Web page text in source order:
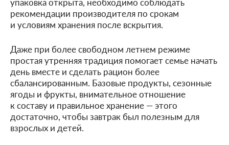
рекомендации производителя по срокам
и условиям хранения после вскрытия.
Даже при более свободном летнем режиме
простая утренняя традиция помогает семье начать
день вместе и сделать рацион более
сбалансированным. Базовые продукты, сезонные
ягоды и фрукты, внимательное отношение
к составу и правильное хранение — этого
достаточно, чтобы завтрак был полезным для
взрослых и детей.